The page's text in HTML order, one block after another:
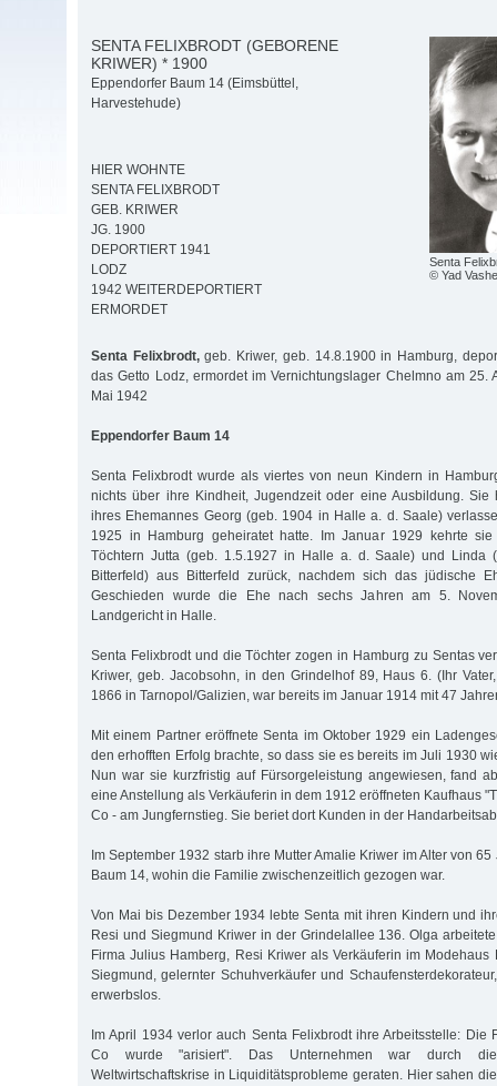
Senta
© Yad
SENTA FELIXBRODT (GEBORENE
KRIWER) * 1900
Eppendorfer Baum 14 (Eimsbüttel,
Harvestehude)
HIER WOHNTE
SENTA FELIXBRODT
GEB. KRIWER
JG. 1900
DEPORTIERT 1941
LODZ
1942 WEITERDEPORTIERT
ERMORDET
Senta Felixbrodt,geb. Kriwer, geb. 14.8.1900 in Hamburg,
das Getto Lodz, ermordet im Vernichtungslager Chelmno am 25.
Mai 1942
Eppendorfer Baum 14
Senta Felixbrodt wurde als viertes von neun Kindern in
nichts über ihre Kindheit, Jugendzeit oder eine Ausbildung. Sie
ihres Ehemannes Georg (geb. 1904 in Halle a. d. Saale)
1925 in Hamburg geheiratet hatte. Im Januar 1929 kehrte
Töchtern Jutta (geb. 1.5.1927 in Halle a. d. Saale) und Linda
Bitterfeld) aus Bitterfeld zurück, nachdem sich das jüdische
Geschieden wurde die Ehe nach sechs Jahren am 5.
Landgericht in Halle.
Senta Felixbrodt und die Töchter zogen in Hamburg zu Sentas
Kriwer, geb. Jacobsohn, in den Grindelhof 89, Haus 6. (Ihr
1866 in Tarnopol/Galizien, war bereits im Januar 1914 mit 47
Mit einem Partner eröffnete Senta im Oktober 1929 ein
den erhofften Erfolg brachte, so dass sie es bereits im Juli 1930
Nun war sie kurzfristig auf Fürsorgeleistung angewiesen, fand
eine Anstellung als Verkäuferin in dem 1912 eröffneten Kaufhaus
Co - am Jungfernstieg. Sie beriet dort Kunden in der
Im September 1932 starb ihre Mutter Amalie Kriwer im Alter von
Baum 14, wohin die Familie zwischenzeitlich gezogen war.
Von Mai bis Dezember 1934 lebte Senta mit ihren Kindern und
Resi und Siegmund Kriwer in der Grindelallee 136. Olga
Firma Julius Hamberg, Resi Kriwer als Verkäuferin im Modehaus
Siegmund, gelernter Schuhverkäufer und
erwerbslos.
Im April 1934 verlor auch Senta Felixbrodt ihre Arbeitsstelle: Die
Co wurde "arisiert". Das Unternehmen war durch
Weltwirtschaftskrise in Liquiditätsprobleme geraten. Hier sahen